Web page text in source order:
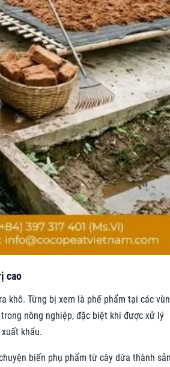
cao
khô. Từng bị xem là phế phẩm tại các
nông nghiệp, đặc biệt khi được xử lý
khẩu.
biến phụ phẩm từ cây dừa thành sản